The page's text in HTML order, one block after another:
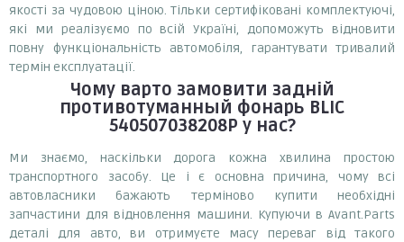
якості за чудовою ціною. Тільки сертифіковані комплектуючі,
які ми реалізуємо по всій Україні, допоможуть відновити
повну функціональність автомобіля, гарантувати тривалий
термін експлуатації.
Чому варто замовити задній
противотуманный фонарь BLIC
540507038208P у нас?
Ми знаємо, наскільки дорога кожна хвилина простою
транспортного засобу. Це і є основна причина, чому всі
автовласники бажають терміново купити необхідні
запчастини для відновлення машини. Купуючи в Avant.Parts
деталі для авто, ви отримуєте масу переваг від такого